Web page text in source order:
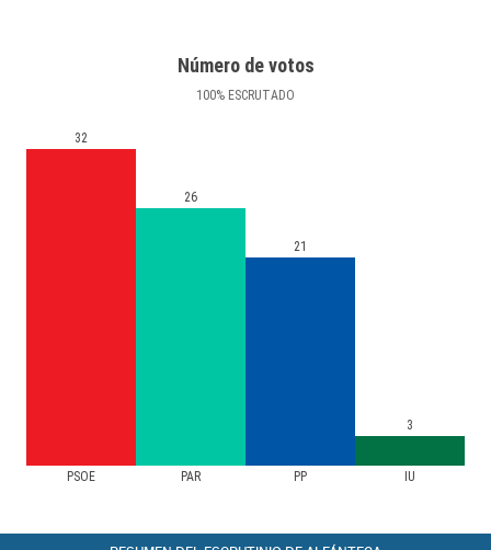
Número de votos
100% ESCRUTADO
PSOE PAR PP IU
32
26
21
3